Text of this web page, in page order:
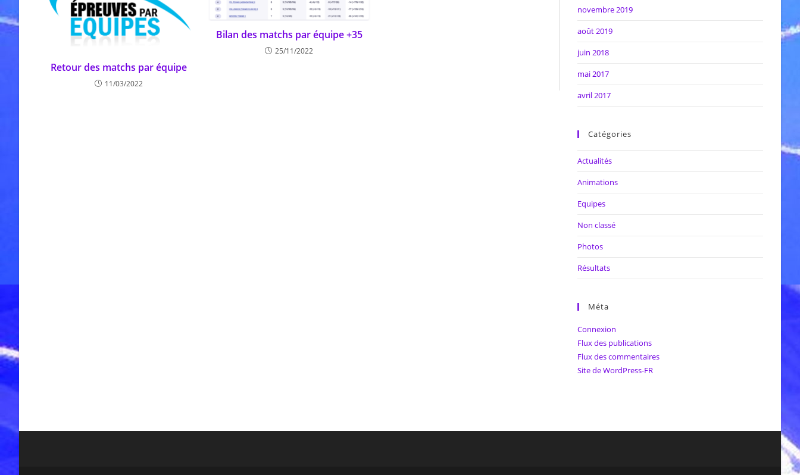
Retour des matchs par équipe
11/03/2022
Bilan des matchs par équipe +35
25/11/2022
novembre 2019
août 2019
juin 2018
mai 2017
avril 2017
Catégories
Actualités
Animations
Equipes
Non classé
Photos
Résultats
Méta
Connexion
Flux des publications
Flux des commentaires
Site de WordPress-FR